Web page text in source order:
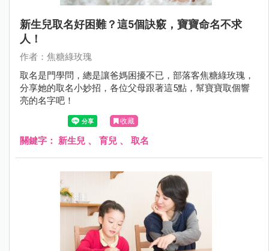
新生兒取名好困難？這5個訣竅，寶寶命名不求
人！
作者：焦糖綠玫瑰
取名是門學問，總是讓爸媽困擾不已，部落客焦糖綠玫瑰，
分享她的取名小妙招，各位父母跟著這5點，幫寶寶取個響
亮的名字吧！
收藏
關鍵字： 新生兒 、 育兒 、 取名